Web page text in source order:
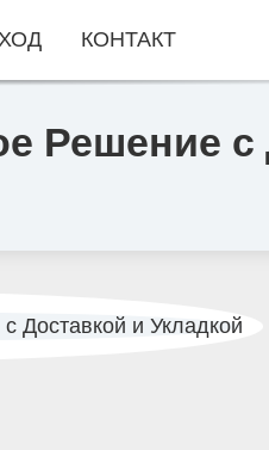
Решение с
КОНТАКТ